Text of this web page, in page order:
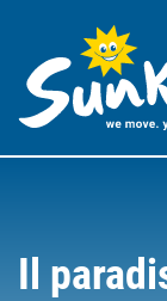
Il